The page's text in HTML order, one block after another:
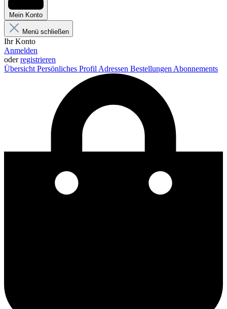
Mein Konto
Menü schließen
Ihr Konto
Anmelden
oderregistrieren
Übersicht Persönliches Profil Adressen Bestellungen Abonnements